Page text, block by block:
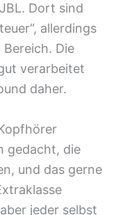
Dort sind
allerdings
Die
verarbeitet
daher.
gedacht, die
und das gerne
jeder selbst